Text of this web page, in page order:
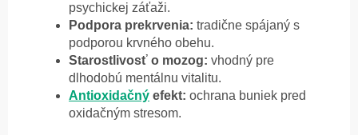
psychickej záťaži.
Podpora prekrvenia: tradične spájaný s
podporou krvného obehu.
Starostlivosť o mozog: vhodný pre
dlhodobú mentálnu vitalitu.
Antioxidačný efekt: ochrana buniek pred
oxidačným stresom.